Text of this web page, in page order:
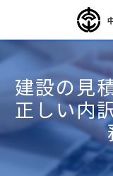
建設の見
正しい内